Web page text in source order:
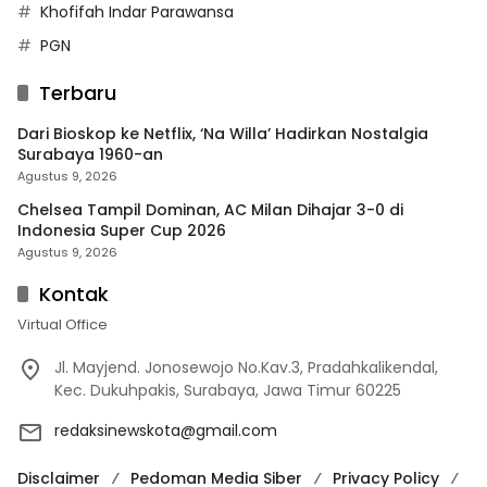
Khofifah Indar Parawansa
PGN
Terbaru
Dari Bioskop ke Netflix, ‘Na Willa’ Hadirkan Nostalgia
Surabaya 1960-an
Agustus 9, 2026
Chelsea Tampil Dominan, AC Milan Dihajar 3-0 di
Indonesia Super Cup 2026
Agustus 9, 2026
Kontak
Virtual Office
Jl. Mayjend. Jonosewojo No.Kav.3, Pradahkalikendal,
Kec. Dukuhpakis, Surabaya, Jawa Timur 60225
redaksinewskota@gmail.com
Disclaimer Pedoman Media Siber Privacy Policy